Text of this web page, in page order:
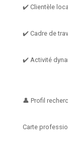
✔️ Clientèle
✔️ Cadre de
✔️ Activité
👤 Profil
Carte